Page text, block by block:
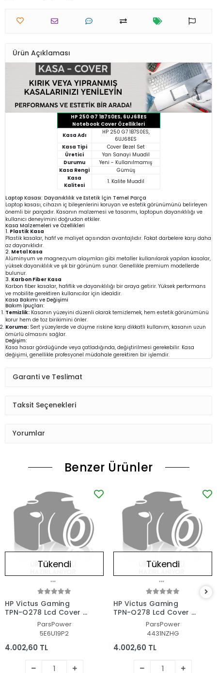
Ürün Açıklaması
HP 250 G7 1B7S0ES, 6UJ68ES
Notebook Cover Özellikleri
Kasa Adı
HP 250 G7 1B7S0ES,
6UJ68ES
Kasa Tipi
Cover Bezel Set
Üretici
Yan Sanayi Muadil
Durumu
Yeni - Kullanılmamış
Kasa Rengi
Gümüş
Kasa
Kalitesi
1. Kalite Muadil
Laptop Kasası: Dayanıklılık ve Estetik İçin Temel Parça
Laptop kasası, cihazın iç bileşenlerini koruyan ve estetik görünümünü belirleyen
önemli bir parçadır. Kasanın malzemesi ve tasarımı, laptopun dayanıklılığı ve
kullanıcı deneyimini doğrudan etkiler.
Kasa Malzemeleri ve Özellikleri
1. Plastik Kasa
Plastik kasalar, hafif ve maliyet açısından avantajlıdır. Fakat darbelere karşı daha
az dayanıklıdır.
2. Metal Kasa
Alüminyum ve magnezyum alaşımları gibi metaller kullanılarak yapılan kasalar,
yüksek dayanıklılık ve şık bir görünüm sunar. Genellikle premium modellerde
bulunur.
3. Karbon Fiber Kasa
Karbon fiber kasalar, hafiflik ve dayanıklılığı bir araya getirir. Yüksek performans
ve mobilite gerektiren kullanıcılar için idealdir.
Kasa Bakımı ve Değişimi
Bakım İpuçları:
Temizlik: Kasanın yüzeyini düzenli olarak temizlemek, hem estetik görünümünü
korur hem de toz birikimini önler.
Koruma: Sert yüzeylerde ve düşme riskine karşı dikkatli kullanım, kasanın uzun
ömürlü olmasını sağlar.
Değişim:
Kasa hasar gördüğünde veya çatladığında, değiştirilmesi gerekebilir. Kasa
değişimi, genellikle profesyonel müdahale gerektiren bir işlemdir.
Garanti ve Teslimat
Taksit Seçenekleri
Yorumlar
Benzer Ürünler
Tükendi
HP Victus Gaming
TPN-Q278 Lcd Cover -
Bezel Ekran Kasası-
Çerçeve Set
ParsPower
5E6U19P2
4.002,60 TL
Tükendi
HP Victus Gaming
TPN-Q278 Lcd Cover -
Bezel Ekran Kasası-
Çerçeve Set
ParsPower
4431NZHG
4.002,60 TL